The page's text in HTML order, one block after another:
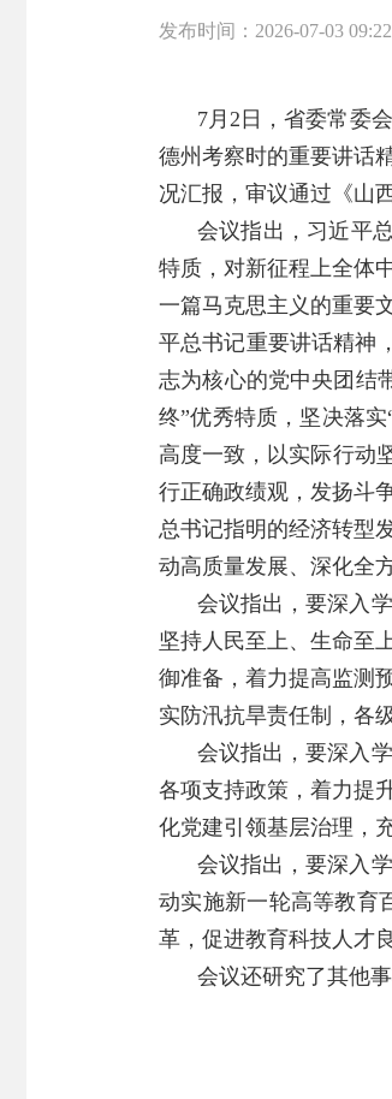
发布时间： 2026-07-03 09:22
7月2日，省委常委
德州考察时的重要讲话
况汇报，审议通过《山
会议指出，习近平
特质，对新征程上全体
一篇马克思主义的重要
平总书记重要讲话精神
志为核心的党中央团结
终”优秀特质，坚决落
高度一致，以实际行动
行正确政绩观，发扬斗
总书记指明的经济转型
动高质量发展、深化全
会议指出，要深入
坚持人民至上、生命至
御准备，着力提高监测
实防汛抗旱责任制，各
会议指出，要深入
各项支持政策，着力提
化党建引领基层治理，
会议指出，要深入
动实施新一轮高等教育
革，促进教育科技人才
会议还研究了其他事